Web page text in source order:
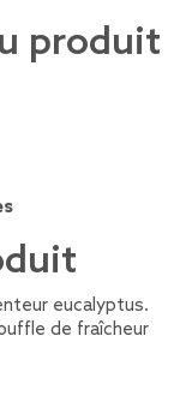
produit
eucalyptus.
de fraîcheur